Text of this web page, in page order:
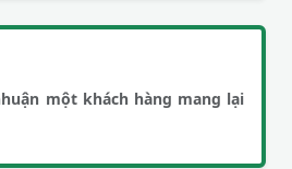
một khách hàng mang lại